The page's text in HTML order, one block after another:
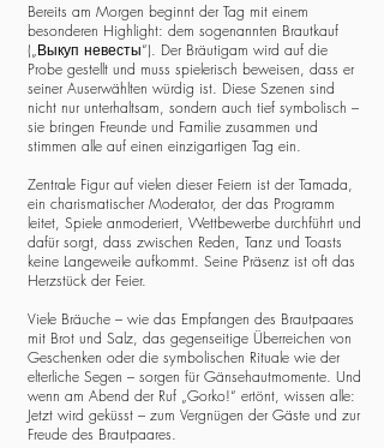
Bereits am Morgen beginnt der Tag mit einem
besonderen Highlight: dem sogenannten Brautkauf
(„Выкуп невесты“). Der Bräutigam wird auf die
Probe gestellt und muss spielerisch beweisen, dass er
seiner Auserwählten würdig ist. Diese Szenen sind
nicht nur unterhaltsam, sondern auch tief symbolisch –
sie bringen Freunde und Familie zusammen und
stimmen alle auf einen einzigartigen Tag ein.
Zentrale Figur auf vielen dieser Feiern ist der Tamada,
ein charismatischer Moderator, der das Programm
leitet, Spiele anmoderiert, Wettbewerbe durchführt und
dafür sorgt, dass zwischen Reden, Tanz und Toasts
keine Langeweile aufkommt. Seine Präsenz ist oft das
Herzstück der Feier.
Viele Bräuche – wie das Empfangen des Brautpaares
mit Brot und Salz, das gegenseitige Überreichen von
Geschenken oder die symbolischen Rituale wie der
elterliche Segen – sorgen für Gänsehautmomente. Und
wenn am Abend der Ruf „Gorko!“ ertönt, wissen alle:
Jetzt wird geküsst – zum Vergnügen der Gäste und zur
Freude des Brautpaares.